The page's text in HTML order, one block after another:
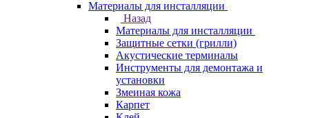
Материалы для инсталляции
Назад
Материалы для инсталляции
Защитные сетки (грилли)
Акустические терминалы
Инструменты для демонтажа и
установки
Змеиная кожа
Карпет